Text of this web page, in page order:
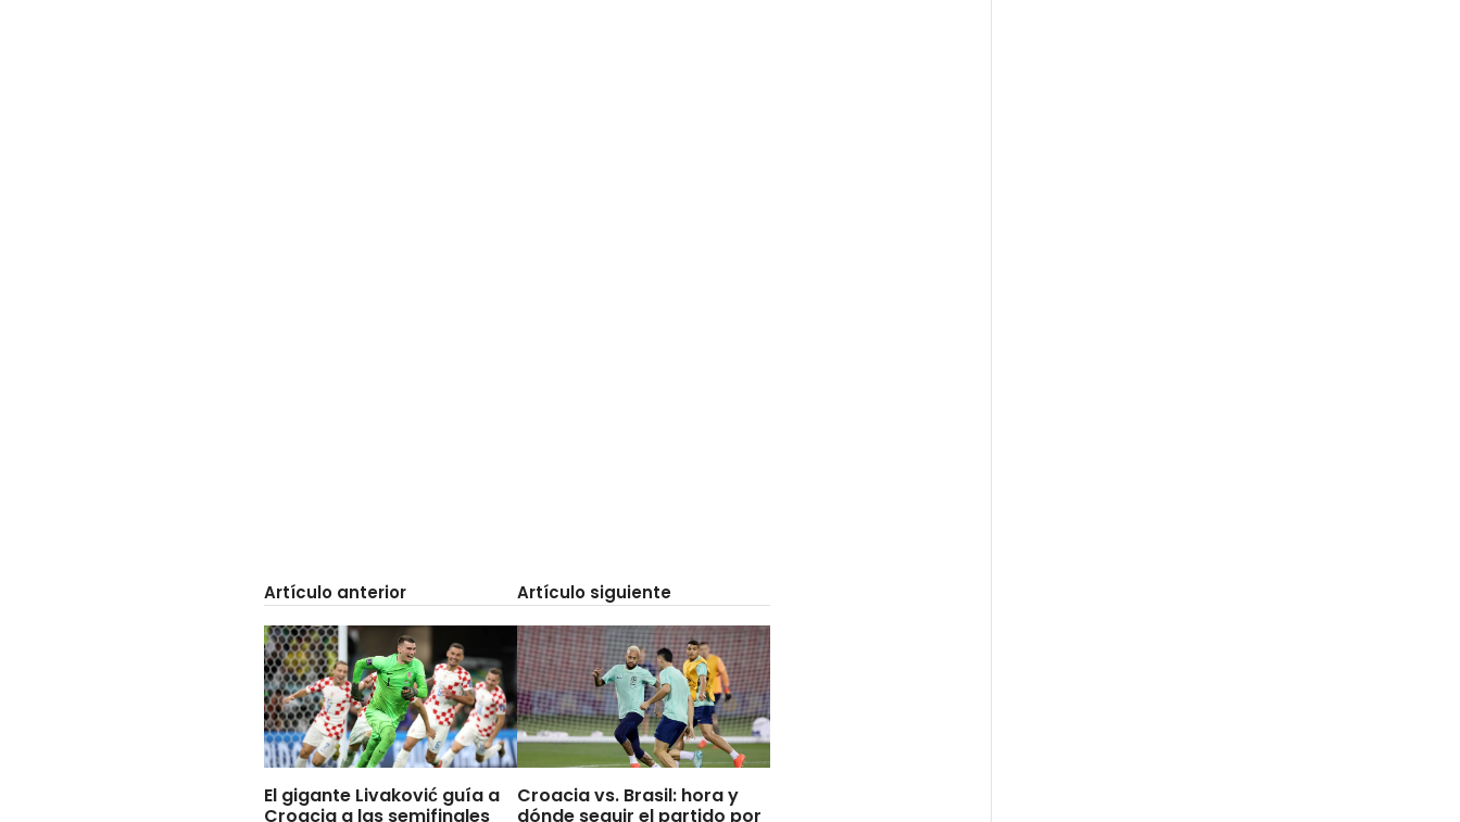
Artículo anterior
El gigante Livaković guía a
Croacia a las semifinales
Artículo siguiente
Croacia vs. Brasil: hora y
dónde seguir el partido por